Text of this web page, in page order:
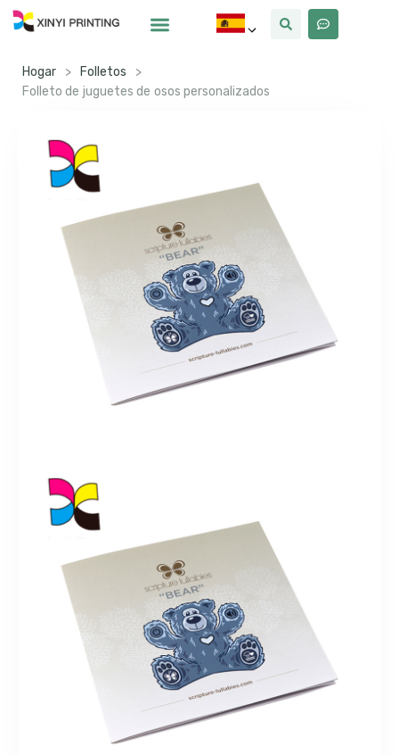
Hogar > Folletos
>
Folleto de juguetes de osos personalizados